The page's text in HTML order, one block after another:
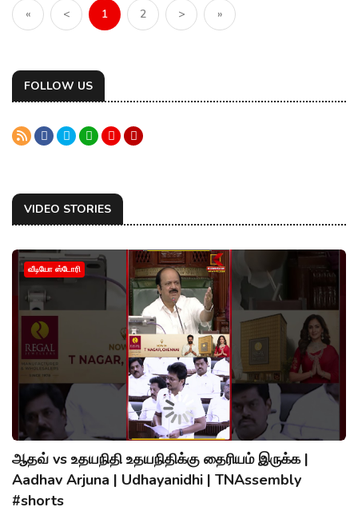
« < 1 2 > »
FOLLOW US
VIDEO STORIES
வீடியோ ஸ்டோரி
ஆதவ் vs உதயநிதி உதயநிதிக்கு தைரியம் இருக்க |
Aadhav Arjuna | Udhayanidhi | TNAssembly
#shorts